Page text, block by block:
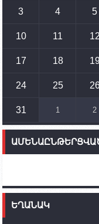
15:10
14:54
ունեն.
3 4 5
10 11 12
17 18
24 25
31 1 2
ԵՂԱՆԱԿ